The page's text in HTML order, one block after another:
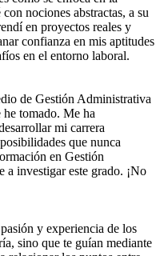
nociones abstractas, a su
en proyectos reales y
confianza en mis aptitudes
en el entorno laboral.
de Gestión Administrativa
he tomado. Me ha
mi carrera
que nunca
en Gestión
a investigar este grado. ¡No
y experiencia de los
sino que te guían mediante